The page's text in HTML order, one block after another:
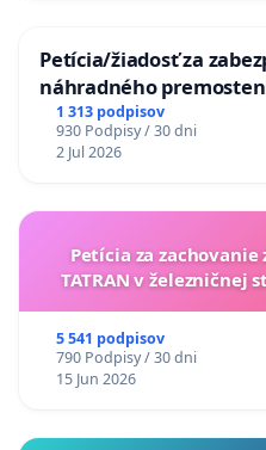
Petícia/žiadosť za
náhradného
uzávery Vážskeho
1 313 podpisov
930 Podpisy / 30 dni
2 Jul 2026
Petícia za
TATRAN v železničnej
5 541 podpisov
790 Podpisy / 30 dni
15 Jun 2026